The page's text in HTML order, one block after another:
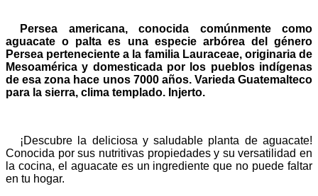
Persea americana, conocida comúnmente como
aguacate o palta es una especie arbórea del género
Persea perteneciente a la familia Lauraceae, originaria de
Mesoamérica y domesticada por los pueblos indígenas
de esa zona hace unos 7000 años. Varieda Guatemalteco
para la sierra, clima templado. Injerto.
¡Descubre la deliciosa y saludable planta de aguacate!
Conocida por sus nutritivas propiedades y su versatilidad en
la cocina, el aguacate es un ingrediente que no puede faltar
en tu hogar.